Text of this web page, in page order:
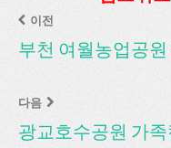
이전
부천 여월농업공
다음
광교호수공원 가